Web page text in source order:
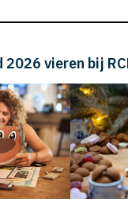
2026 vieren bij